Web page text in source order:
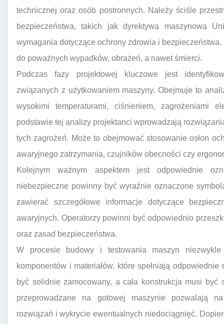
technicznej oraz osób postronnych. Należy ściśle
bezpieczeństwa, takich jak dyrektywa maszynowa
wymagania dotyczące ochrony zdrowia i
do poważnych wypadków, obrażeń, a nawet śmierci.
Podczas fazy projektowej kluczowe jest
związanych z użytkowaniem maszyny. Obejmuje to
wysokimi temperaturami, ciśnieniem, zagrożeniami
podstawie tej analizy projektanci wprowadzają
tych zagrożeń. Może to obejmować stosowanie osłon
awaryjnego zatrzymania, czujników obecności czy
Kolejnym ważnym aspektem jest odpowiednie
niebezpieczne powinny być wyraźnie oznaczone
zawierać szczegółowe informacje dotyczące
awaryjnych. Operatorzy powinni być odpowiednio
oraz zasad bezpieczeństwa.
W procesie budowy i testowania maszyn
komponentów i materiałów, które spełniają
być solidnie zamocowany, a cała konstrukcja musi być
przeprowadzane na gotowej maszynie pozwalają
rozwiązań i wykrycie ewentualnych niedociągnięć.